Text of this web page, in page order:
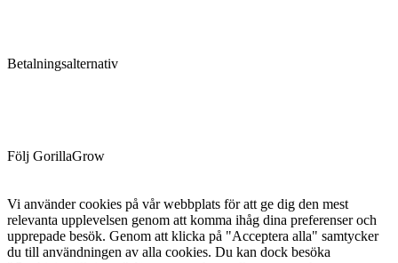
Betalningsalternativ
Följ GorillaGrow
Vi använder cookies på vår webbplats för att ge dig den mest
relevanta upplevelsen genom att komma ihåg dina preferenser och
upprepade besök. Genom att klicka på "Acceptera alla" samtycker
du till användningen av alla cookies. Du kan dock besöka